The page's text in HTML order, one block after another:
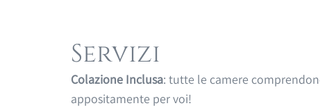
Servizi
Colazione Inclusa: tutte le camere
appositamente per voi!